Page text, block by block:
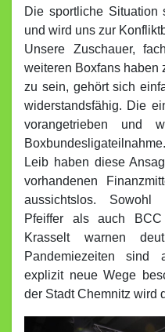
Die sportliche Situation
und wird uns zur
Unsere Zuschauer,
weiteren Boxfans haben
zu sein, gehört sich
widerstandsfähig. Die
vorangetrieben und
Leib haben diese
vorhandenen
aussichtslos. Sowohl
Pfeiffer als auch BCC
Krasselt warnen
Pandemiezeiten sind
explizit neue Wege
der Stadt Chemnitz wird